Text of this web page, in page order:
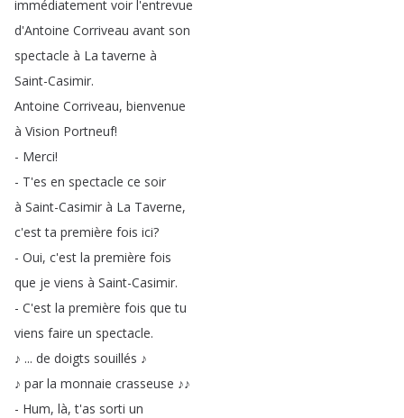
immédiatement voir l'entrevue
d'Antoine Corriveau avant son
spectacle à La taverne à
Saint-Casimir.
Antoine Corriveau, bienvenue
à Vision Portneuf!
- Merci!
- T'es en spectacle ce soir
à Saint-Casimir à La Taverne,
c'est ta première fois ici?
- Oui, c'est la première fois
que je viens à Saint-Casimir.
- C'est la première fois que tu
viens faire un spectacle.
♪ ... de doigts souillés ♪
♪ par la monnaie crasseuse ♪♪
- Hum, là,t'as sorti un